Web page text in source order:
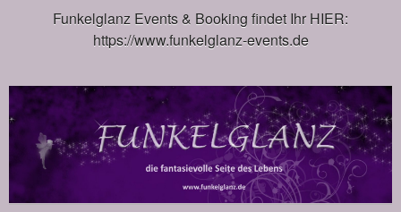
Funkelglanz Events & Booking findet Ihr HIER:
https://www.funkelglanz-events.de